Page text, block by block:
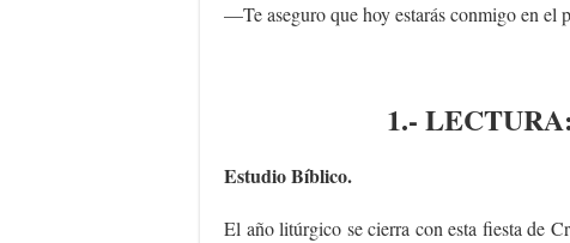
—Te aseguro que hoy estarás conmigo en el
1.- LECTURA:
Estudio Bíblico.
El año litúrgico se cierra con esta fiesta de